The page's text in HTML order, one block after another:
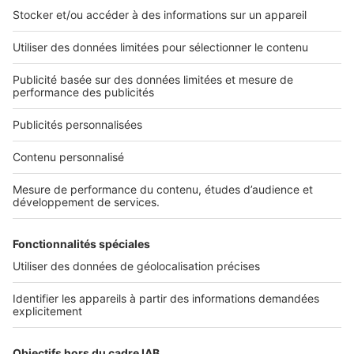
Retrouvez-nous sur ...
L'ENTREPRISE
Qui sommes-nous ?
Nous contacter
Nous recrutons
NOS APPLICATIONS
Découvrez nos applications
SERVICES PRO
Tous nos services pro
Accès client